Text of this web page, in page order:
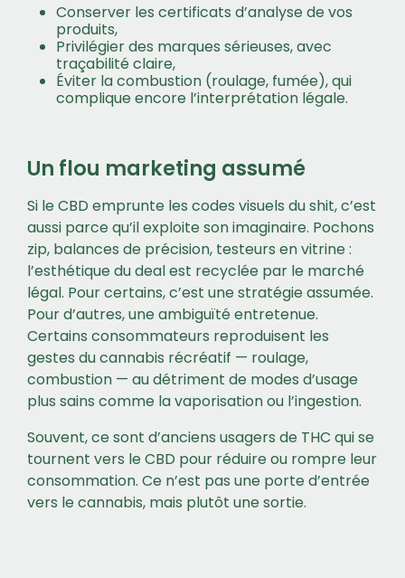
Conserver les certificats d’analyse de vos
produits,
Privilégier des marques sérieuses, avec
traçabilité claire,
Éviter la combustion (roulage, fumée), qui
complique encore l’interprétation légale.
Un flou marketing assumé
Si le CBD emprunte les codes visuels du shit, c’est
aussi parce qu’il exploite son imaginaire. Pochons
zip, balances de précision, testeurs en vitrine :
l’esthétique du deal est recyclée par le marché
légal. Pour certains, c’est une stratégie assumée.
Pour d’autres, une ambiguïté entretenue.
Certains consommateurs reproduisent les
gestes du cannabis récréatif — roulage,
combustion — au détriment de modes d’usage
plus sains comme la vaporisation ou l’ingestion.
Souvent, ce sont d’anciens usagers de THC qui se
tournent vers le CBD pour réduire ou rompre leur
consommation. Ce n’est pas une porte d’entrée
vers le cannabis, mais plutôt une sortie.